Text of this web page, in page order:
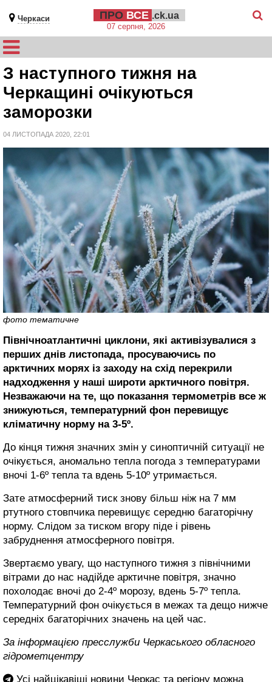
Черкаси ПРО ВСЕ .ck.ua
07 серпня, 2026
З наступного тижня на
Черкащині очікуються
заморозки
04 ЛИСТОПАДА 2020, 22:01
фото тематичне
Північноатлантичні циклони, які активізувалися з
перших днів листопада, просуваючись по
арктичних морях із заходу на схід перекрили
надходження у наші широти арктичного повітря.
Незважаючи на те, що показання термометрів все ж
знижуються, температурний фон перевищує
кліматичну норму на 3-5º.
До кінця тижня значних змін у синоптичній ситуації не
очікується, аномально тепла погода з температурами
вночі 1-6º тепла та вдень 5-10º утримається.
Зате атмосферний тиск знову більш ніж на 7 мм
ртутного стовпчика перевищує середню багаторічну
норму. Слідом за тиском вгору піде і рівень
забруднення атмосферного повітря.
Звертаємо увагу, що наступного тижня з північними
вітрами до нас надійде арктичне повітря, значно
похолодає вночі до 2-4º морозу, вдень 5-7º тепла.
Температурний фон очікується в межах та дещо нижче
середніх багаторічних значень на цей час.
За інформацією пресслужби Черкаського обласного
гідрометцентру
Усі найцікавіші новини Черкас та регіону можна